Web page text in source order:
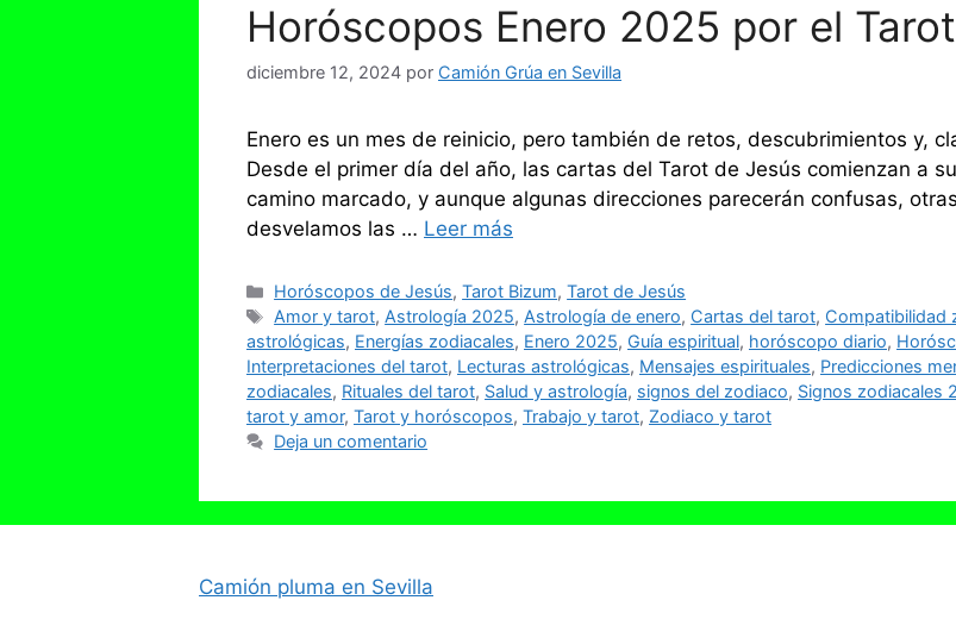
Horóscopos Enero 2025 por el
diciembre 12, 2024 por Camión Grúa en Sevilla
Enero es un mes de reinicio, pero también de retos, descubrimientos y,
Desde el primer día del año, las cartas del Tarot de Jesús comienzan a
camino marcado, y aunque algunas direcciones parecerán confusas,
desvelamos las … Leer más
Categorías
Horóscopos de Jesús,Tarot Bizum,Tarot de Jesús
Etiquetas
Amor y tarot, Astrología 2025, Astrología de enero, Cartas del tarot, Compatibilidad
astrológicas, Energías zodiacales, Enero 2025, Guía espiritual, horóscopo diario,
Interpretaciones del tarot, Lecturas astrológicas, Mensajes espirituales, Predicciones
zodiacales, Rituales del tarot, Salud y astrología, signos del zodiaco, Signos zodiacales
tarot y amor, Tarot y horóscopos, Trabajo y tarot, Zodiaco y tarot
Deja un comentario
Camión pluma en Sevilla